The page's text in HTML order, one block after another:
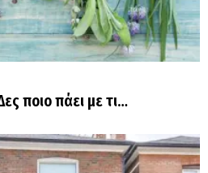
ποιο πάει με τι…